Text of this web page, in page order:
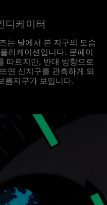
디케이터
는 달에서 본 지구의 모습
리케이션입니다. 문페이
따르지만, 반대 방향으로
면 신지구를 관측하게 되
름지구가 보입니다.